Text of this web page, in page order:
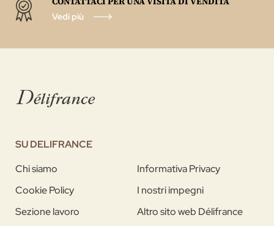
Vedi più
SU DELIFRANCE
Chi siamo
Informativa Privacy
Cookie Policy
I nostri impegni
Sezione lavoro
Altro sito web Délifrance